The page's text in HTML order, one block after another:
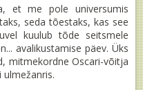
et me pole universumis
seda tõestaks, kas see
kuulub tõde seitsmele
avalikustamise päev. Üks
mitmekordne Oscari-võitja
ulmežanris.